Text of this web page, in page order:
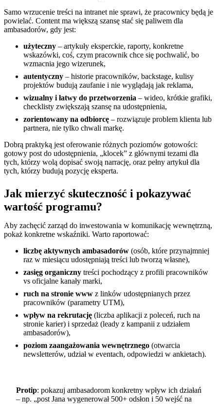
Samo wrzucenie treści na intranet nie sprawi, że pracownicy będą je
powielać. Content ma większą szansę stać się paliwem dla
ambasadorów, gdy jest:
użyteczny – artykuły eksperckie, raporty, konkretne
wskazówki, coś, czym pracownik chce się pochwalić, bo
wzmacnia jego wizerunek,
autentyczny – historie pracowników, backstage, kulisy
projektów budują zaufanie i nie wyglądają jak reklama,
wizualny i łatwy do przetworzenia – wideo, krótkie grafiki,
checklisty zwiększają szansę na udostępnienia,
zorientowany na odbiorcę – rozwiązuje problem klienta lub
partnera, nie tylko chwali markę.
Dobrą praktyką jest oferowanie różnych poziomów gotowości:
gotowy post do udostępnienia, „klocek” z głównymi tezami dla
tych, którzy wolą dopisać swoją narrację, oraz pełny artykuł dla
tych, którzy budują pozycję eksperta.
Jak mierzyć skuteczność i pokazywać
wartość programu?
Aby zachęcić zarząd do inwestowania w komunikację wewnętrzną,
pokaż konkretne wskaźniki. Warto raportować:
liczbę aktywnych ambasadorów (osób, które przynajmniej
raz w miesiącu udostępniają treści lub tworzą własne),
zasięg organiczny treści pochodzący z profili pracowników
vs oficjalne kanały marki,
ruch na stronie www z linków udostępnianych przez
pracowników (parametry UTM),
wpływ na rekrutację (liczba aplikacji z poleceń, ruch na
stronie karier) i sprzedaż (leady z kampanii z udziałem
ambasadorów),
poziom zaangażowania wewnętrznego (otwarcia
newsletterów, udział w eventach, odpowiedzi w ankietach).
Protip: pokazuj ambasadorom konkretny wpływ ich działań
– np. „post Jana wygenerował 500+ odsłon i 50 wejść na